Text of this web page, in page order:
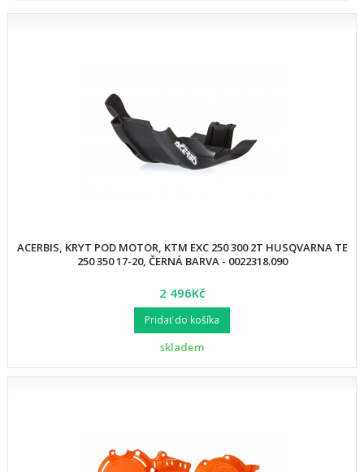
ACERBIS, KRYT POD MOTOR, KTM EXC 250 300 2T HUSQVARNA TE
250 350 17-20, ČERNÁ BARVA - 0022318.090
2 496Kč
Pridať do košíka
skladem